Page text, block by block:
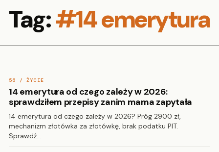
Tag:#14 emerytura
56 / ŻYCIE
14 emerytura od czego zależy w 2026:
sprawdziłem przepisy zanim mama zapytała
14 emerytura od czego zależy w 2026? Próg 2900 zł,
mechanizm złotówka za złotówkę, brak podatku PIT.
Sprawdź…